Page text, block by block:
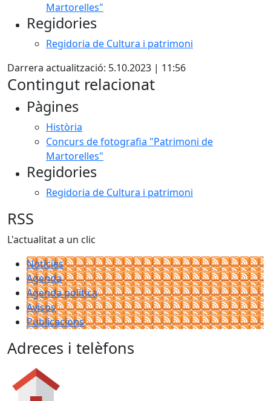
Martorelles"
Regidories
Regidoria de Cultura i patrimoni
Darrera actualització: 5.10.2023 | 11:56
Contingut relacionat
Pàgines
Història
Concurs de fotografia "Patrimoni de
Martorelles"
Regidories
Regidoria de Cultura i patrimoni
RSS
L'actualitat a un clic
Notícies
Agenda
Agenda política
Avisos
Publicacions
Adreces i telèfons